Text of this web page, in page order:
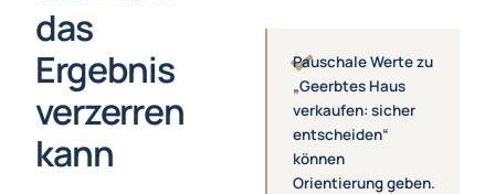
das
Ergebnis
verzerren
kann
Pauschale Werte zu
„Geerbtes Haus
verkaufen: sicher
entscheiden“
können
Orientierung geben.